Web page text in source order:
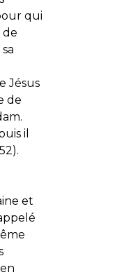
qui
de
Jésus
de
il
et